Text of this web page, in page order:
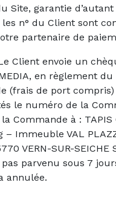
Site, garantie
n° du Client sont
partenaire de
Client envoie un
en règlement
(frais de port compris)
le numéro de la
Commande à : TAPIS
– Immeuble VAL
VERN-SUR-SEICHE
pas parvenu sous 7
annulée.